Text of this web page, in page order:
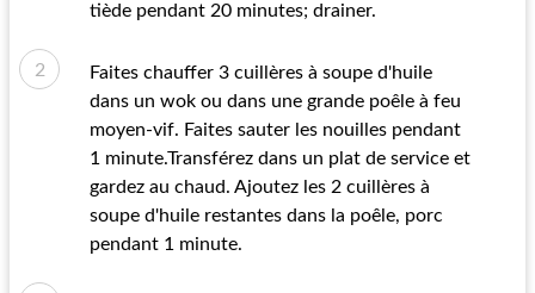
tiède pendant 20 minutes; drainer.
Faites chauffer 3 cuillères à soupe d'huile
dans un wok ou dans une grande poêle à feu
moyen-vif. Faites sauter les nouilles pendant
1 minute.Transférez dans un plat de service et
gardez au chaud. Ajoutez les 2 cuillères à
soupe d'huile restantes dans la poêle, porc
pendant 1 minute.